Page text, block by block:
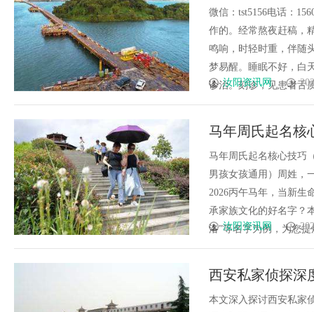
爽，请思量
微信：tst5156电话：
作的。经常熬夜赶稿，
鸣响，时轻时重，伴随
梦易醒。睡眠不好，白
诊治。刻诊，见患者舌
汝阳资讯网
马年周氏起名核
茉、周书妙、周
马年周氏起名核心技巧
男孩女孩通用）周姓，
2026丙午马年，当新生
承家族文化的好名字？
洛”等名字为例，为您
汝阳资讯网
西安私家侦探深
变与挑战
本文深入探讨西安私家